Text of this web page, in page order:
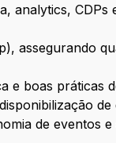
CDPs
assegurando
e boas práticas
de
de eventos